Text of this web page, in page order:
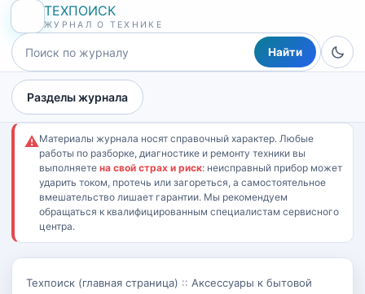
ТЕХПОИСК
ЖУРНАЛ О ТЕХНИКЕ
Найти
Разделы журнала
⚠Материалы журнала носят справочный характер. Любые
работы по разборке, диагностике и ремонту техники вы
выполняете на свой страх и риск: неисправный прибор может
ударить током, протечь или загореться, а самостоятельное
вмешательство лишает гарантии. Мы рекомендуем
обращаться к квалифицированным специалистам сервисного
центра.
Техпоиск (главная страница) :: Аксессуары к бытовой